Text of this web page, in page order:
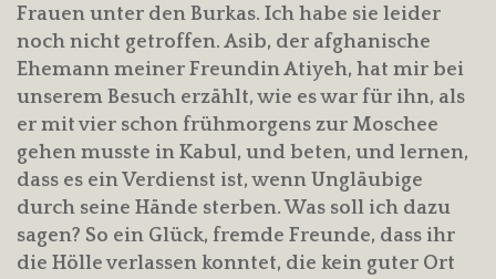
Frauen unter den Burkas. Ich habe sie leider
noch nicht getroffen. Asib, der afghanische
Ehemann meiner Freundin Atiyeh, hat mir bei
unserem Besuch erzählt, wie es war für ihn, als
er mit vier schon frühmorgens zur Moschee
gehen musste in Kabul, und beten, und lernen,
dass es ein Verdienst ist, wenn Ungläubige
durch seine Hände sterben. Was soll ich dazu
sagen? So ein Glück, fremde Freunde, dass ihr
die Hölle verlassen konntet, die kein guter Ort